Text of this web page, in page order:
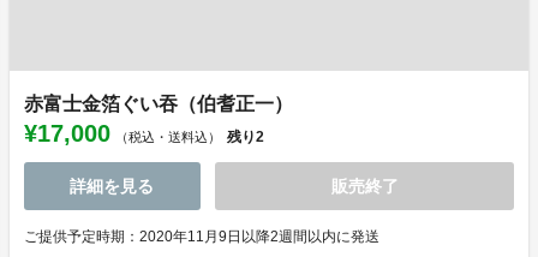
赤富士金箔ぐい吞（伯耆正一）
¥17,000 （税込・送料込） 残り2
詳細を見る 販売終了
ご提供予定時期：2020年11月9日以降2週間以内に発送